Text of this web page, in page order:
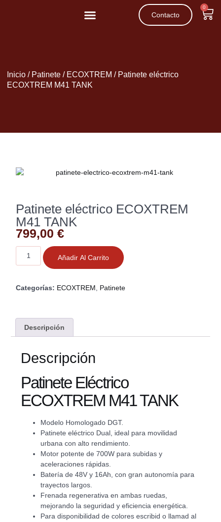
Contacto
0
Inicio / Patinete / ECOXTREM / Patinete eléctrico
ECOXTREM M41 TANK
Patinete eléctrico ECOXTREM
M41 TANK
799,00€
Añadir Al Carrito
Categorías: ECOXTREM Patinete
Descripción
Descripción
Patinete Eléctrico
ECOXTREM M41 TANK
Modelo Homologado DGT.
Patinete eléctrico Dual, ideal para movilidad
urbana con alto rendimiento.
Motor potente de 700W para subidas y
aceleraciones rápidas.
Batería de 48V y 16Ah, con gran autonomía para
trayectos largos.
Frenada regenerativa en ambas ruedas,
mejorando la seguridad y eficiencia energética.
Para disponibilidad de colores escribid o llamad al